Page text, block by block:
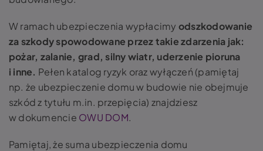
W ramach ubezpieczenia wypłacimy odszkodowanie
za szkody spowodowane przez takie zdarzenia jak:
pożar, zalanie, grad, silny wiatr, uderzenie pioruna
i inne. Pełen katalog ryzyk oraz wyłączeń (pamiętaj
np. że ubezpieczenie domu w budowie nie obejmuje
szkód z tytułu m.in. przepięcia) znajdziesz
w dokumencie OWU DOM.
Pamiętaj, że suma ubezpieczenia domu